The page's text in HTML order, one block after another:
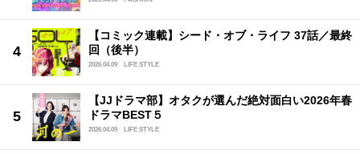
【コミック連載】シード・オブ・ライフ 37話／最終
回（後半）
2026.04.09 LIFE STYLE
【JJドラマ部】オタクが選んだ絶対面白い2026年春
ドラマBEST５
2026.04.09 LIFE STYLE